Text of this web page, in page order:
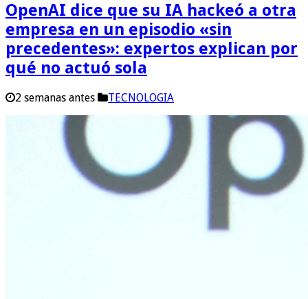
OpenAI dice que su IA hackeó a otra
empresa en un episodio «sin
precedentes»: expertos explican por
qué no actuó sola
2 semanas antes TECNOLOGIA